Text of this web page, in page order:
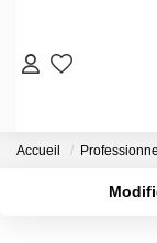
Accueil